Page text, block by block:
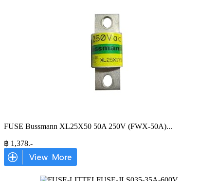
FUSE Bussmann XL25X50 50A 250V (FWX-50A)...
฿ 1,378.-